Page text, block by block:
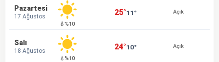
Pazartesi
17 Ağustos
💧%10
25°11° Açık
Salı
18 Ağustos
💧%10
24°10° Açık